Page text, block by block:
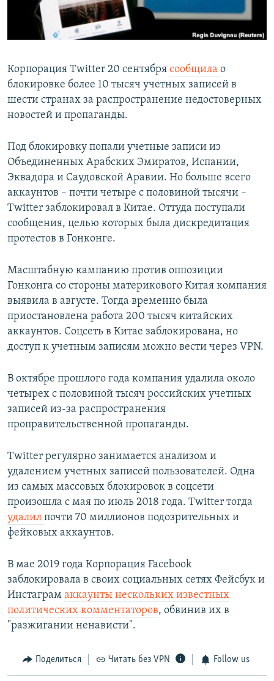
ПОБЕДИТЕЛЕЙ НЕ СУДЯТ?
КРЫМ.НЕПОКОРЕННЫЙ
УКРАИНСКАЯ ПРОБЛЕМА КРЫМА
ПРИСОЕДИНЯЙТЕСЬ!
Все сайты RFE/RL
Корпорация Twitter 20 сентября сообщила о
блокировке более 10 тысяч учетных записей в
шести странах за распространение недостоверных
новостей и пропаганды.
Под блокировку попали учетные записи из
Объединенных Арабских Эмиратов, Испании,
Эквадора и Саудовской Аравии. Но больше всего
аккаунтов – почти четыре с половиной тысячи –
Twitter заблокировал в Китае. Оттуда поступали
сообщения, целью которых была дискредитация
протестов в Гонконге.
Масштабную кампанию против оппозиции
Гонконга со стороны материкового Китая компания
выявила в августе. Тогда временно была
приостановлена работа 200 тысяч китайских
аккаунтов. Соцсеть в Китае заблокирована, но
доступ к учетным записям можно вести через VPN.
В октябре прошлого года компания удалила около
четырех с половиной тысяч российских учетных
записей из-за распространения
проправительственной пропаганды.
Twitter регулярно занимается анализом и
удалением учетных записей пользователей. Одна
из самых массовых блокировок в соцсети
произошла с мая по июль 2018 года. Twitter тогда
удалил почти 70 миллионов подозрительных и
фейковых аккаунтов.
В мае 2019 года Корпорация Facebook
заблокировала в своих социальных сетях Фейсбук и
Инстаграм аккаунты нескольких известных
политических комментаторов, обвинив их в
"разжигании ненависти".
Поделиться Читать без VPN Follow us